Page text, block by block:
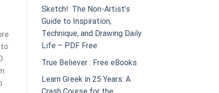
Sketch!: The Non-Artist’s
Guide to Inspiration,
Technique, and Drawing Daily
Life – PDF Free
True Believer : Free eBooks
Learn Greek in 25 Years: A